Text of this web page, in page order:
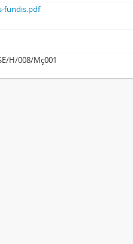
fundis.pdf
H/008/Mç001